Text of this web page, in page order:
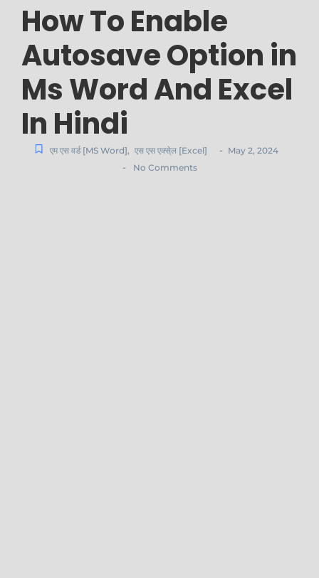
How To Enable
Autosave Option in
Ms Word And Excel
In Hindi
एम एस वर्ड [MS Word], एस एस एक्से्ल [Excel] - May 2, 2024
- No Comments